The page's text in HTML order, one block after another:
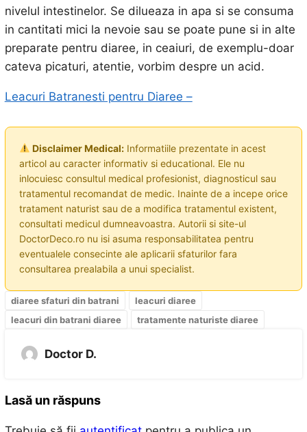
nivelul intestinelor. Se dilueaza in apa si se consuma
in cantitati mici la nevoie sau se poate pune si in alte
preparate pentru diaree, in ceaiuri, de exemplu-doar
cateva picaturi, atentie, vorbim despre un acid.
Leacuri Batranesti pentru Diaree –
Disclaimer Medical:Informatiile prezentate in acest
articol au caracter informativ si educational. Ele nu
inlocuiesc consultul medical profesionist, diagnosticul sau
tratamentul recomandat de medic. Inainte de a incepe orice
tratament naturist sau de a modifica tratamentul existent,
consultati medicul dumneavoastra. Autorii si site-ul
DoctorDeco.ro nu isi asuma responsabilitatea pentru
eventualele consecinte ale aplicarii sfaturilor fara
consultarea prealabila a unui specialist.
diaree sfaturi din batrani
leacuri diaree
leacuri din batrani diaree
tratamente naturiste diaree
Doctor D.
Lasă un răspuns